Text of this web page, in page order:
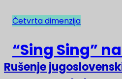
NAJNOVIJE
Rušenje
Četvrta dimenzija
“Sing Sing”